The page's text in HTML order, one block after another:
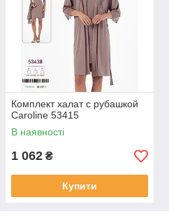
Комплект халат с рубашкой
Caroline 53415
В наявності
1 062 ₴
Купити